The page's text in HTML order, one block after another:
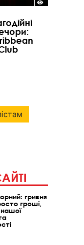
гривня
гроші,